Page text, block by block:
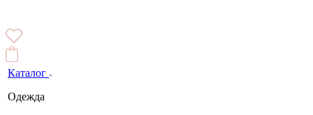
Каталог
Одежда